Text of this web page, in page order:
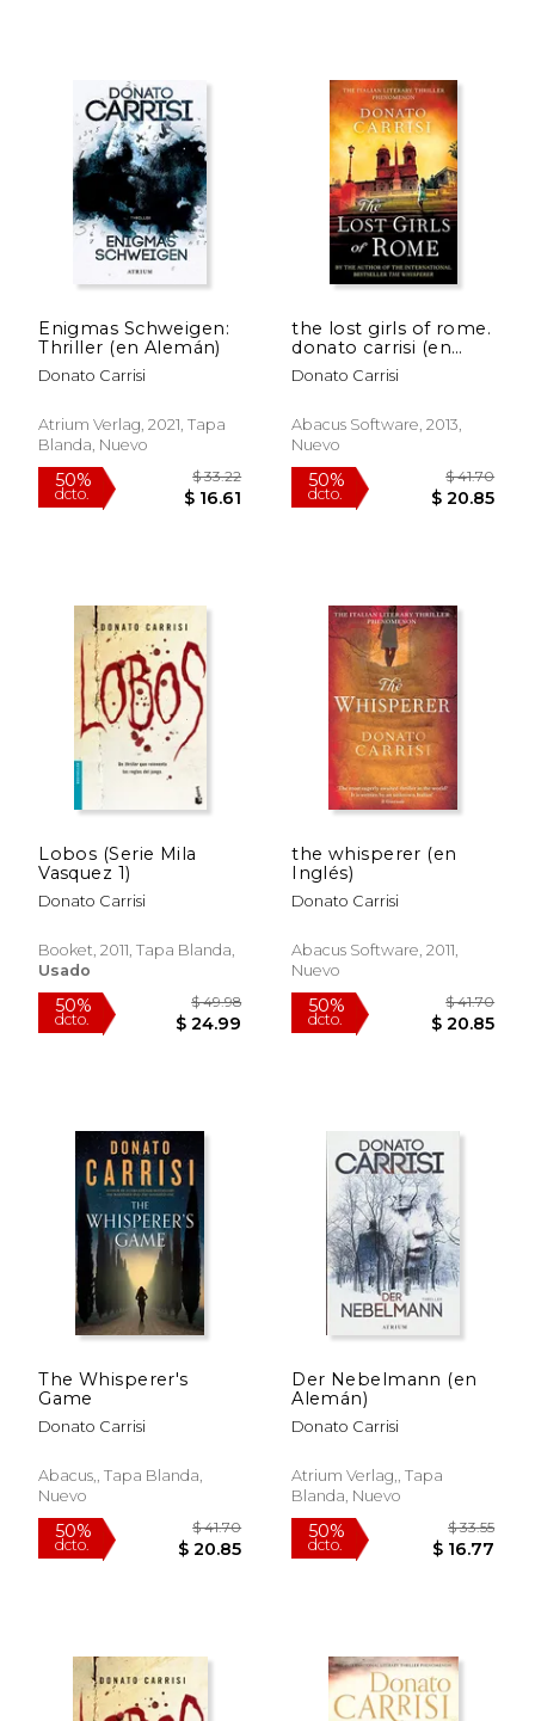
15%
dcto. $ 21.41
50%
dcto.
50%
dcto.
50%
dcto.
Enigmas Schweigen:
Thriller (en Alemán)
Donato Carrisi
Atrium Verlag, 2021, Tapa
Blanda, Nuevo
50%
dcto.
the lost girls of rome.
donato carrisi (en
Inglés)
Donato Carrisi
Abacus Software, 2013,
Nuevo
50%
dcto.
Lobos (Serie Mila
Vasquez 1)
Donato Carrisi
Booket, 2011, Tapa Blanda,
Usado
the whisperer (en
Inglés)
Donato Carrisi
Abacus Software, 2011,
Nuevo
The Whisperer's
Game
Donato Carrisi
Abacus,, Tapa Blanda,
Nuevo
Der Nebelmann (en
Alemán)
Donato Carrisi
Atrium Verlag,, Tapa
Blanda, Nuevo